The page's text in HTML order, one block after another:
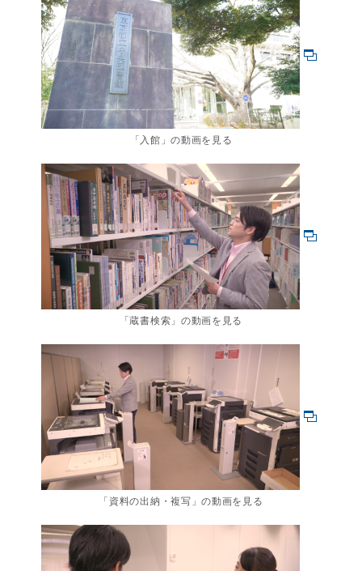
「入館」の動画を見る
「蔵書検索」の動画を見る
「資料の出納・複写」の動画を見る